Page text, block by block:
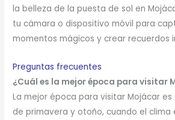
la belleza de la puesta de sol en
tu cámara o dispositivo móvil para
momentos mágicos y crear recuerdos
Preguntas frecuentes
¿Cuál es la mejor época para visitar
La mejor época para visitar Mojácar
de primavera y otoño, cuando el clima